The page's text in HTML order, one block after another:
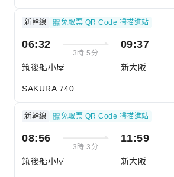
新幹線 免取票 QR Code 掃描進站
06:32
3時 5分
筑後船小屋
09:37
新大阪
SAKURA 740
新幹線 免取票 QR Code 掃描進站
08:56
3時 3分
筑後船小屋
11:59
新大阪